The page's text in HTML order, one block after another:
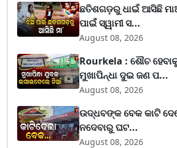
ଛତିଶଗଡ଼ରୁ ଧାଇଁ ଆସିଛି
ପାଇଁ ସ୍ୱାମୀ ସ...
August 08, 2026
Rourkela : ଶୌଚ
ମୁଖାପିନ୍ଧା ଦୁଇ ଜଣ ପ...
August 08, 2026
ଉଦ୍ଧବଙ୍କ ବେକ କାଟି
ନଦେବାରୁ ଘଟ...
August 08, 2026